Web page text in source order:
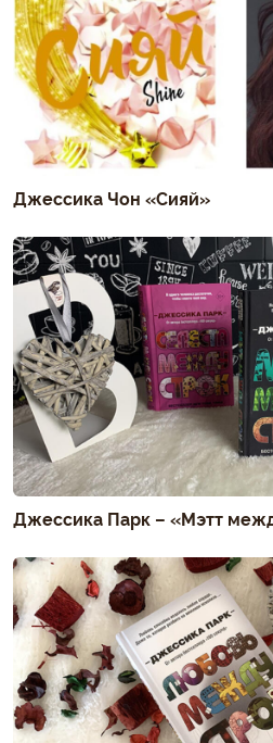
Джессика Чон «Сияй»
Джессика Парк – «Мэтт